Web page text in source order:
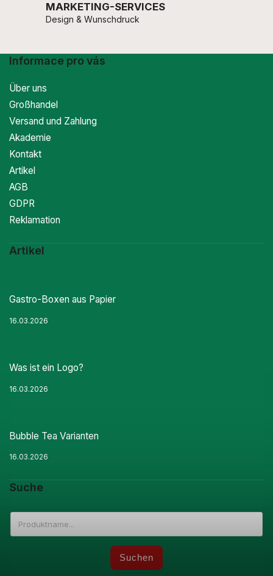
MARKETING-SERVICES
Design & Wunschdruck
Informace pro vás
Über uns
Großhandel
Versand und Zahlung
Akademie
Kontakt
Artikel
AGB
GDPR
Reklamation
Artikel
Gastro-Boxen aus Papier
16.03.2026
Was ist ein Logo?
16.03.2026
Bubble Tea Varianten
16.03.2026
Suche
Suchen